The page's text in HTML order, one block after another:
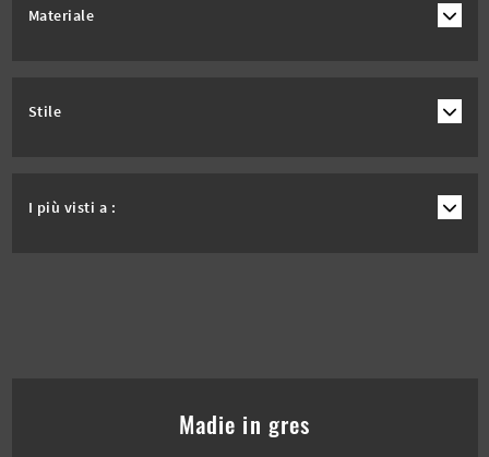
Materiale
Stile
I più visti a :
Madie in gres